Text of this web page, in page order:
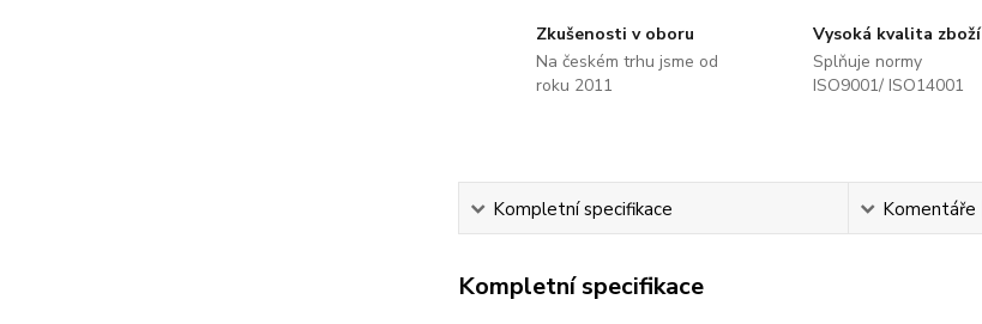
Zkušenosti v oboru
Na českém trhu jsme od
roku 2011
Vysoká kvalita zboží
Splňuje normy
ISO9001/ ISO14001
Kompletní specifikace Komentáře
Kompletní specifikace